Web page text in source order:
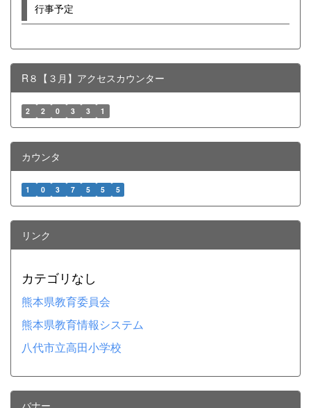
行事予定
R８【３月】アクセスカウンター
2 2 0 3 3 1
カウンタ
1 0 3 7 5 5 5
リンク
カテゴリなし
熊本県教育委員会
熊本県教育情報システム
八代市立高田小学校